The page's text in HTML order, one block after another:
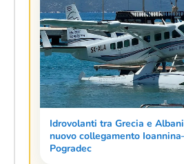
Idrovolanti tra Grecia e
nuovo collegamento
Pogradec